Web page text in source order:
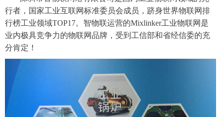
行者，国家工业互联网标准委员会成员，跻身世界物联网排
行榜工业领域TOP17。智物联运营的Mixlinker工业物联网是
业内极具竞争力的物联网品牌，受到工信部和省经信委的充
分肯定！